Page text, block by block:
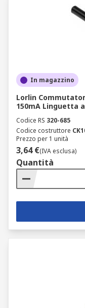
In magazzino
Lorlin
150mA Linguetta
Codice RS 320-685
Codice costruttore
Prezzo per 1 unità
3,64 €(IVA esclusa)
Quantità